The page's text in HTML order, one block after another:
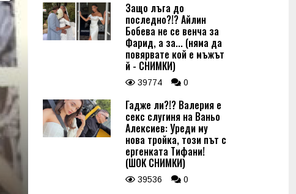
Защо лъга до
последно?!? Айлин
Бобева не се венча за
Фарид, а за... (няма да
повярвате кой е мъжът
й - СНИМКИ)
39774 0
Гадже ли?!? Валерия е
секс слугиня на Ваньо
Алексиев: Уреди му
нова тройка, този път с
ергенката Тифани!
(ШОК СНИМКИ)
39536 0